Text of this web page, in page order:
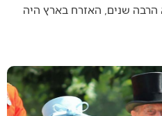
הרבה שנים, האזרח בארץ היה